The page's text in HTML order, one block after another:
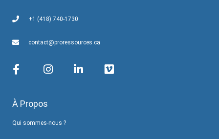
+1 (418) 740-1730
contact@proressources.ca
À Propos
Qui sommes-nous ?